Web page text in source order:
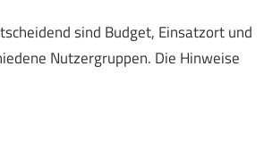
sind Budget, Einsatzort und
Nutzergruppen. Die Hinweise